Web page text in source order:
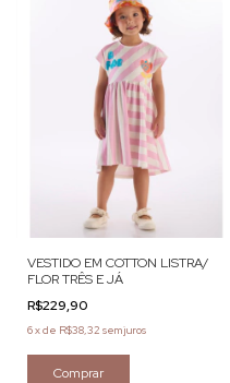
VESTIDO EM COTTON LISTRA/
FLOR TRÊS E JÁ
R$229,90
6xde R$38,32 sem juros
Comprar